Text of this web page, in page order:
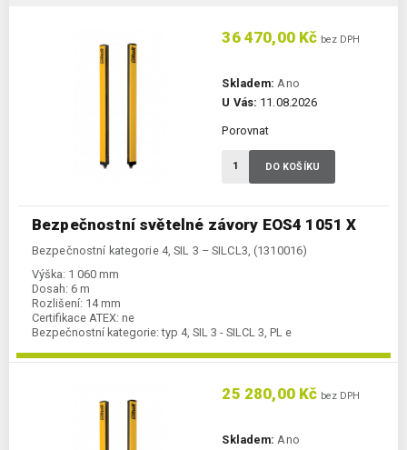
Bezpečnostní světelné závory EOS4 1051 X
Bezpečnostní kategorie 4, SIL 3 – SILCL3, (1310016)
Výška: 1 060 mm
Dosah: 6 m
Rozlišení: 14 mm
Certifikace ATEX: ne
Bezpečnostní kategorie: typ 4, SIL 3 - SILCL 3, PL e
36 470,00 Kč bez DPH
Skladem: Ano
U Vás: 11.08.2026
Porovnat
DO KOŠÍKU
25 280,00 Kč bez DPH
Skladem: Ano